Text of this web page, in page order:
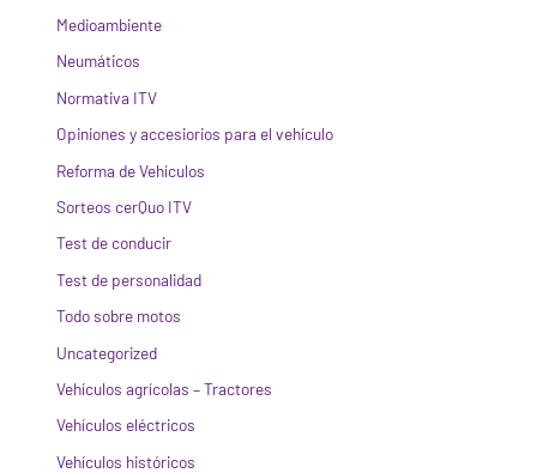
Medioambiente
Neumáticos
Normativa ITV
Opiniones y accesiorios para el vehículo
Reforma de Vehículos
Sorteos cerQuo ITV
Test de conducir
Test de personalidad
Todo sobre motos
Uncategorized
Vehículos agrícolas – Tractores
Vehículos eléctricos
Vehículos históricos